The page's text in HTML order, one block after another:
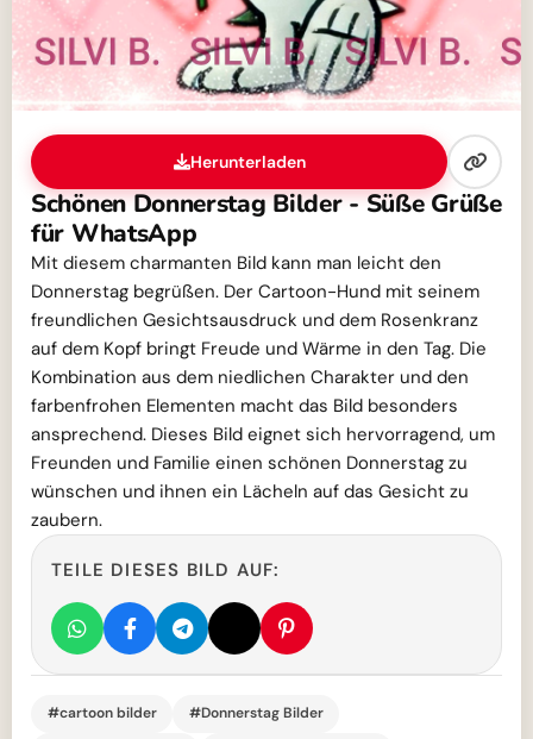
Herunterladen
Schönen Donnerstag Bilder - Süße Grüße
für WhatsApp
Mit diesem charmanten Bild kann man leicht den
Donnerstag begrüßen. Der Cartoon-Hund mit seinem
freundlichen Gesichtsausdruck und dem Rosenkranz
auf dem Kopf bringt Freude und Wärme in den Tag. Die
Kombination aus dem niedlichen Charakter und den
farbenfrohen Elementen macht das Bild besonders
ansprechend. Dieses Bild eignet sich hervorragend, um
Freunden und Familie einen schönen Donnerstag zu
wünschen und ihnen ein Lächeln auf das Gesicht zu
zaubern.
TEILE DIESES BILD AUF:
#cartoon bilder
#Donnerstag Bilder